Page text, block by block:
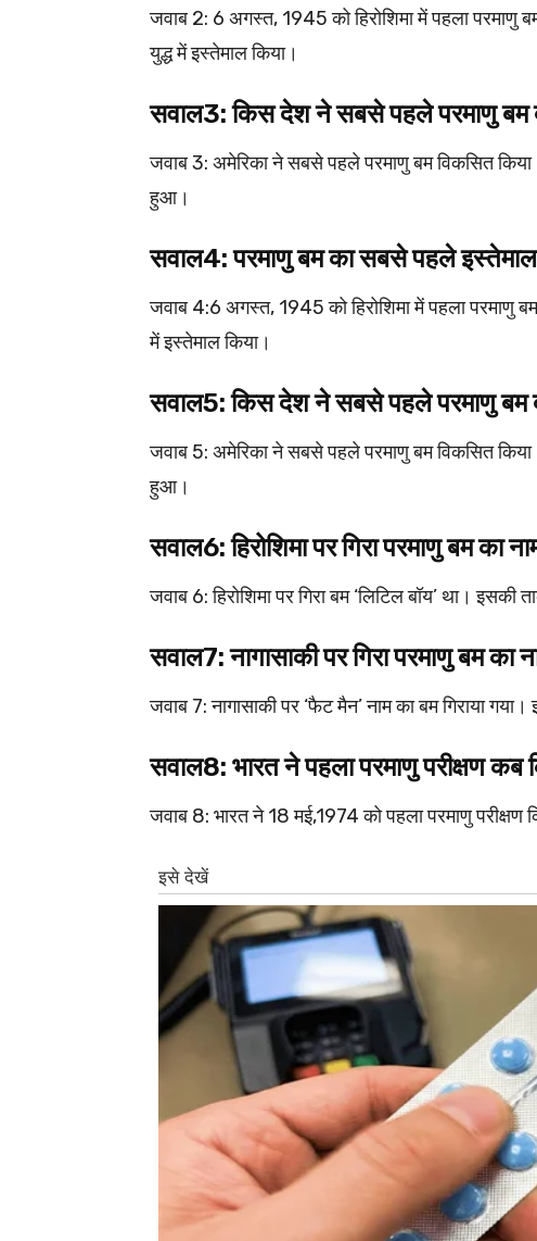
जवाब 2: 6 अगस्त, 1945 को हिरोशिमा में पहला परमाणु बम
युद्ध में इस्तेमाल किया।
सवाल3: किस देश ने सबसे पहले परमाणु बम
जवाब 3: अमेरिका ने सबसे पहले परमाणु बम विकसित
हुआ।
सवाल4: परमाणु बम का सबसे पहले
जवाब 4:6 अगस्त, 1945 को हिरोशिमा में पहला परमाणु बम
में इस्तेमाल किया।
सवाल5: किस देश ने सबसे पहले परमाणु बम
जवाब 5: अमेरिका ने सबसे पहले परमाणु बम विकसित
हुआ।
सवाल6: हिरोशिमा पर गिरा परमाणु बम का
जवाब 6: हिरोशिमा पर गिरा बम ‘लिटिल बॉय’ था।
सवाल7: नागासाकी पर गिरा परमाणु बम का
जवाब 7: नागासाकी पर ‘फैट मैन’ नाम का बम गिराया
सवाल8: भारत ने पहला परमाणु परीक्षण कब
जवाब 8: भारत ने 18 मई,1974 को पहला परमाणु परीक्षण